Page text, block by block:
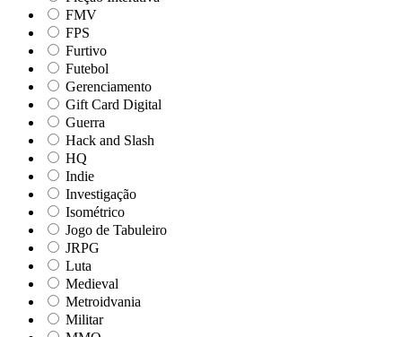
FMV
FPS
Furtivo
Futebol
Gerenciamento
Gift Card Digital
Guerra
Hack and Slash
HQ
Indie
Investigação
Isométrico
Jogo de Tabuleiro
JRPG
Luta
Medieval
Metroidvania
Militar